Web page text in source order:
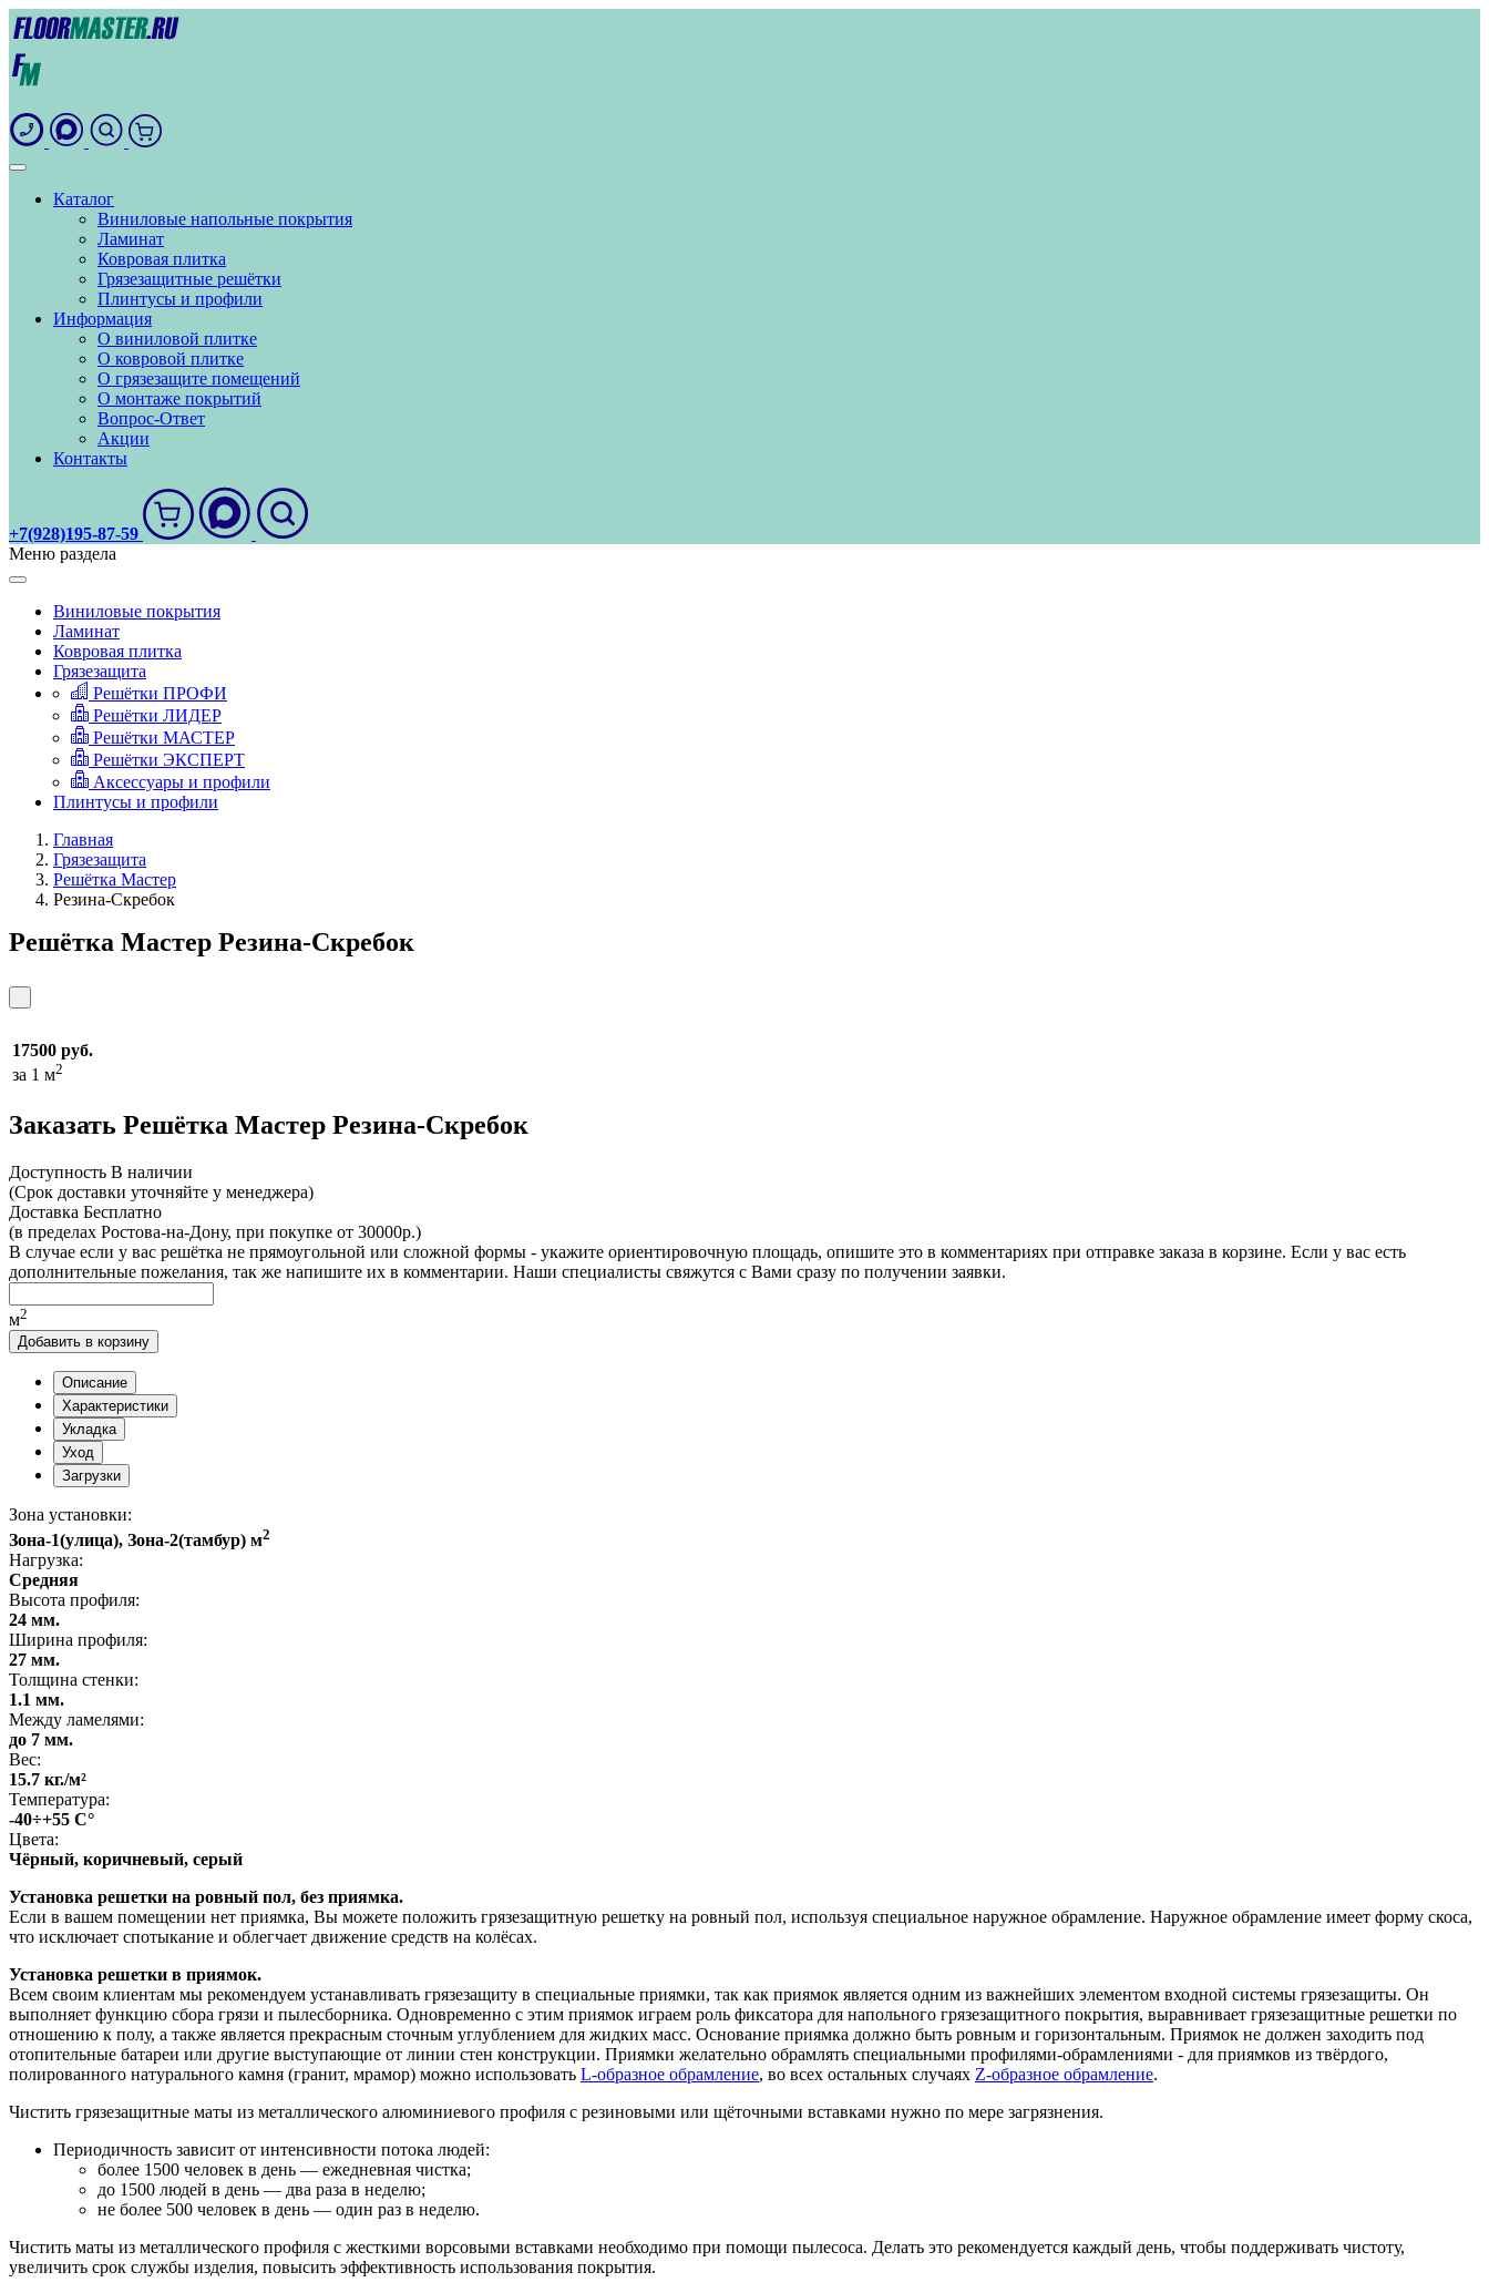
Каталог
Виниловые напольные покрытия
Ламинат
Ковровая плитка
Грязезащитные решётки
Плинтусы и профили
Информация
О виниловой плитке
О ковровой плитке
О грязезащите помещений
О монтаже покрытий
Вопрос-Ответ
Акции
Контакты
+7(928)195-87-59
Меню раздела
Виниловые покрытия
Ламинат
Ковровая плитка
Грязезащита
Решётки ПРОФИ
Решётки ЛИДЕР
Решётки МАСТЕР
Решётки ЭКСПЕРТ
Аксессуары и профили
Плинтусы и профили
Главная
Грязезащита
Решётка Мастер
Резина-Скребок
Решётка Мастер Резина-Скребок
17500 руб.
за 1 м2
Заказать Решётка Мастер Резина-Скребок
Доcтупность В наличии
(Срок доставки уточняйте у менеджера)
Доставка Бесплатно
(в пределах Ростова-на-Дону, при покупке от 30000р.)
В случае если у вас решётка не прямоугольной или сложной формы - укажите ориентировочную площадь, опишите это в комментариях при отправке заказа в корзине. Если у вас есть
дополнительные пожелания, так же напишите их в комментарии. Наши специалисты свяжутся с Вами сразу по получении заявки.
м2
Добавить в корзину
Описание
Характеристики
Укладка
Уход
Загрузки
Зона установки:
Зона-1(улица), Зона-2(тамбур) м2
Нагрузка:
Средняя
Высота профиля:
24 мм.
Ширина профиля:
27 мм.
Толщина стенки:
1.1 мм.
Между ламелями:
до 7 мм.
Вес:
15.7 кг./м²
Температура:
-40÷+55 С°
Цвета:
Чёрный, коричневый, серый
Установка решетки на ровный пол, без приямка.
Если в вашем помещении нет приямка, Вы можете положить грязезащитную решетку на ровный пол, используя специальное наружное обрамление. Наружное обрамление имеет форму скоса,
что исключает спотыкание и облегчает движение средств на колёсах.
Установка решетки в приямок.
Всем своим клиентам мы рекомендуем устанавливать грязезащиту в специальные приямки, так как приямок является одним из важнейших элементом входной системы грязезащиты. Он
выполняет функцию сбора грязи и пылесборника. Одновременно с этим приямок играем роль фиксатора для напольного грязезащитного покрытия, выравнивает грязезащитные решетки по
отношению к полу, а также является прекрасным сточным углублением для жидких масс. Основание приямка должно быть ровным и горизонтальным. Приямок не должен заходить под
отопительные батареи или другие выступающие от линии стен конструкции. Приямки желательно обрамлять специальными профилями-обрамлениями - для приямков из твёрдого,
полированного натурального камня (гранит, мрамор) можно использовать L-образное обрамление, во всех остальных случаях Z-образное обрамление.
Чистить грязезащитные маты из металлического алюминиевого профиля с резиновыми или щёточными вставками нужно по мере загрязнения.
Периодичность зависит от интенсивности потока людей:
более 1500 человек в день — ежедневная чистка;
до 1500 людей в день — два раза в неделю;
не более 500 человек в день — один раз в неделю.
Чистить маты из металлического профиля с жесткими ворсовыми вставками необходимо при помощи пылесоса. Делать это рекомендуется каждый день, чтобы поддерживать чистоту,
увеличить срок службы изделия, повысить эффективность использования покрытия.